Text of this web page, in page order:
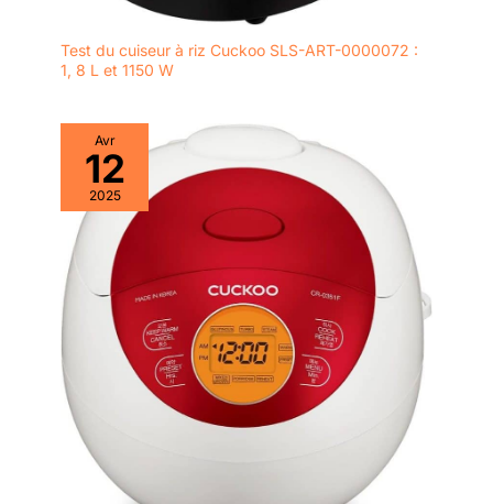
Test du cuiseur à riz Cuckoo SLS-ART-0000072 :
1, 8 L et 1150 W
Avr
12
2025